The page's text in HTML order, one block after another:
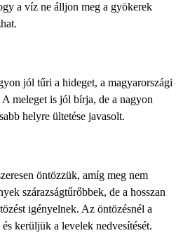
a víz ne álljon meg a gyökerek
jól tűri a hideget, a magyarországi
meleget is jól bírja, de a nagyon
helyre ültetése javasolt.
öntözzük, amíg meg nem
szárazságtűrőbbek, de a hosszan
igényelnek. Az öntözésnél a
kerüljük a levelek nedvesítését.